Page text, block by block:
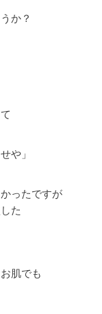
か？
や」
ったですが
た
肌でも